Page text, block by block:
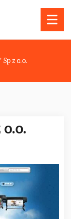
Sp z o.o.
o.o.